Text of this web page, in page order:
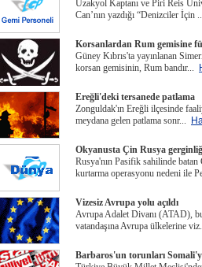
Uzakyol Kaptanı ve Piri Reis
Can’nın yazdığı “Denizciler İçin
Korsanlardan Rum gemisine
Güney Kıbrıs'ta yayınlanan
korsan gemisinin, Rum bandır...
Ereğli'deki tersanede patlama
Zonguldak'ın Ereğli ilçesinde
meydana gelen patlama sonr...
Okyanusta Çin Rusya
Rusya'nın Pasifik sahilinde batan
kurtarma operasyonu nedeni ile
Vizesiz Avrupa yolu açıldı
Avrupa Adalet Divanı (ATAD),
vatandaşına Avrupa ülkelerine
Barbaros'un torunları